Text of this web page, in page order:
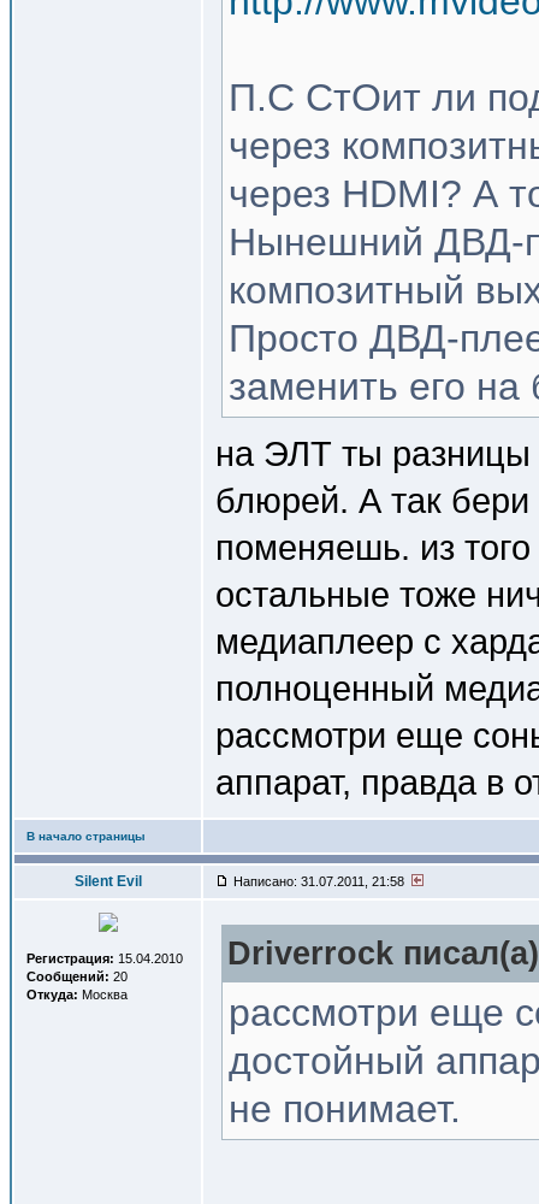
П.С СтОит ли
через
через HDMI? А
Нынешний ДВД-
композитный
Просто ДВД-
заменить его
на ЭЛТ ты разницы
блюрей. А так
поменяешь. из
остальные тоже
медиаплеер с
полноценный
рассмотри еще
аппарат, правда в
В начало страницы
Silent Evil Написано: 31.07.2011, 21:58
Регистрация: 15.04.2010
Сообщений: 20
Откуда: Москва
Driverrock
рассмотри еще
достойный
не понимает.